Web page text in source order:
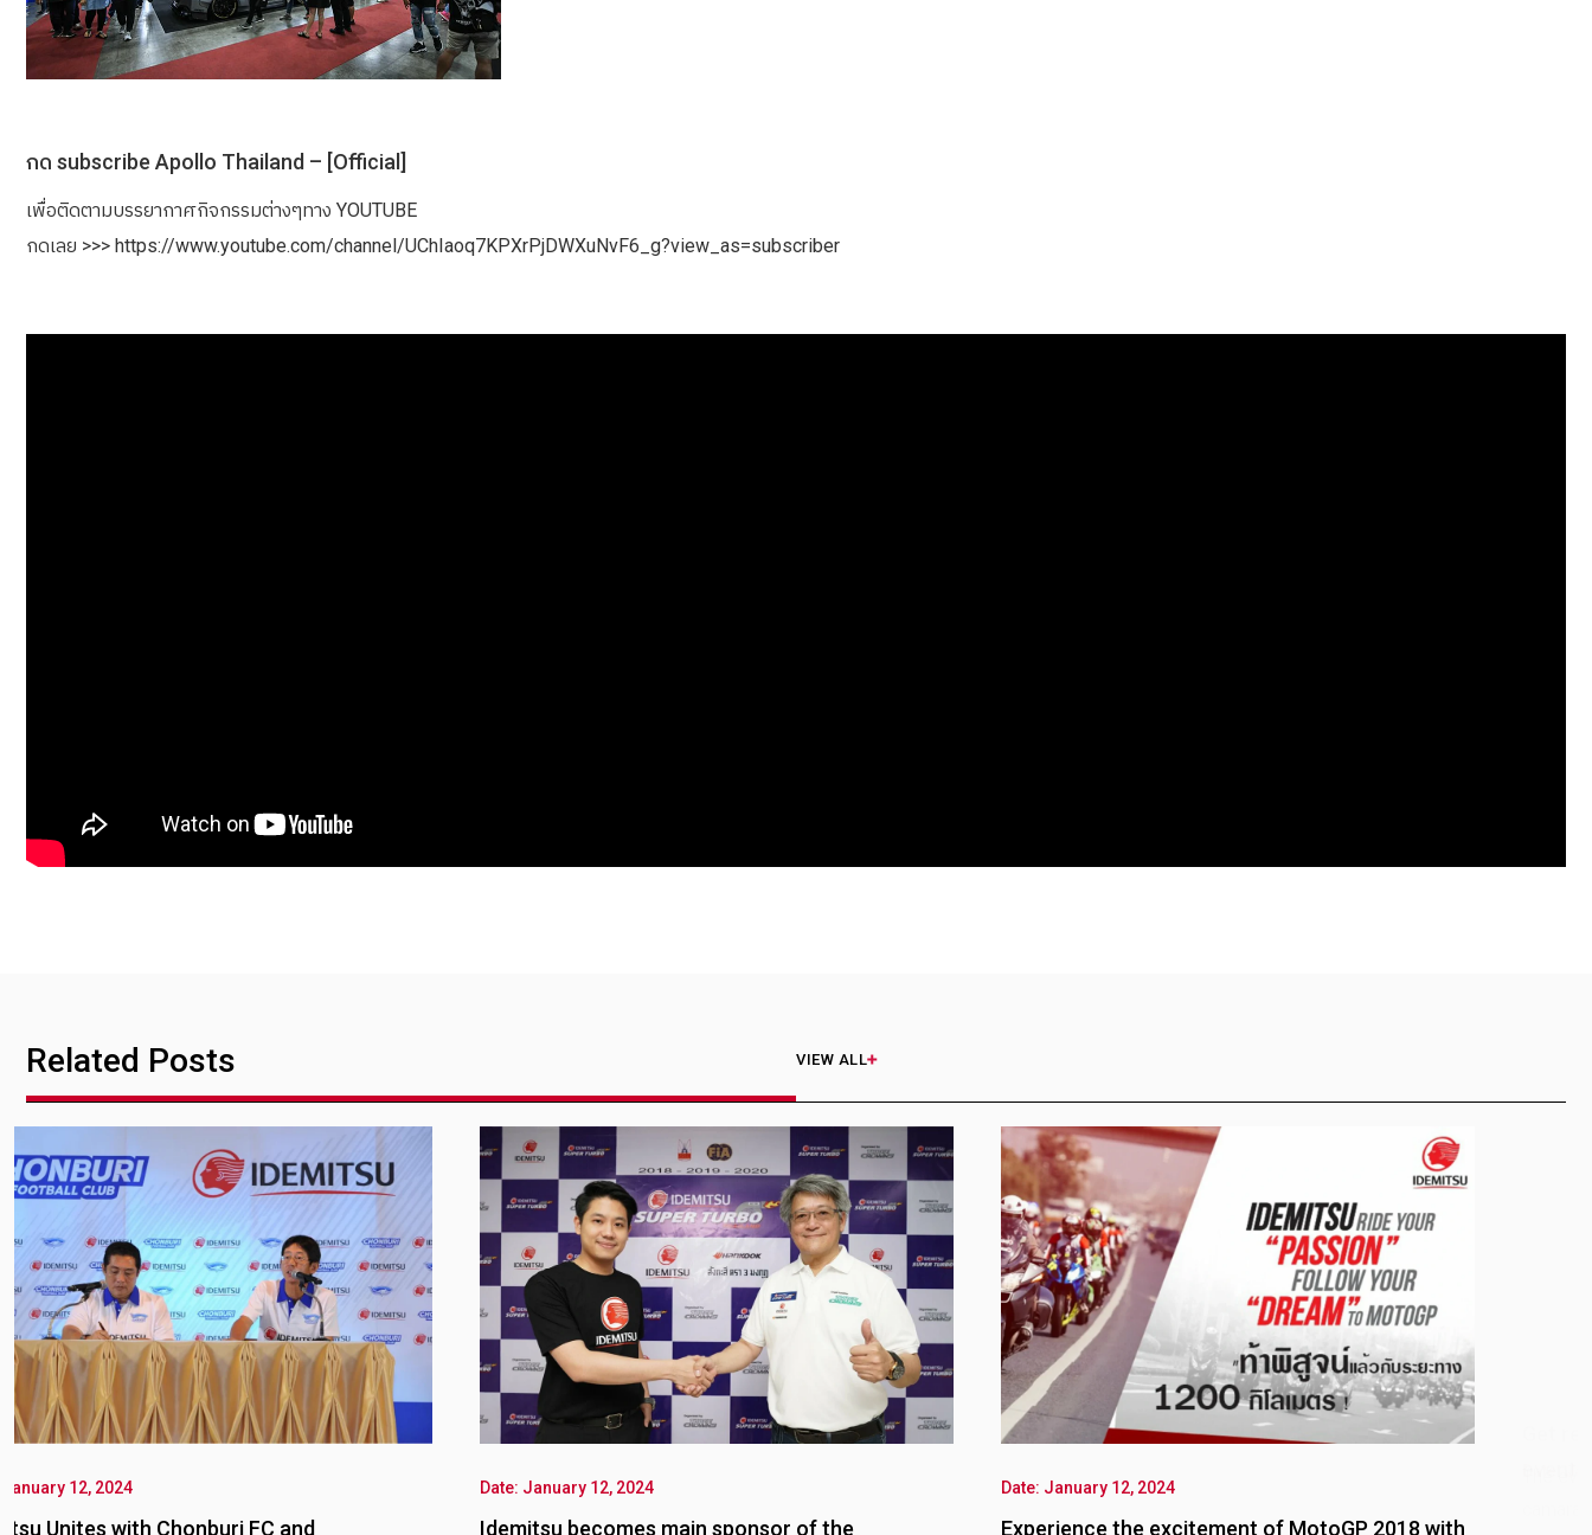
กด subscribe Apollo Thailand – [Official]
เพื่อติดตามบรรยากาศกิจกรรมต่างๆทาง YOUTUBE
กดเลย >>> https://www.youtube.com/channel/UChIaoq7KPXrPjDWXuNvF6_g?view_as=subscriber
Related Posts VIEW ALL
Date: January 12, 2024
Idemitsu becomes main sponsor of the
Date: January 12, 2024
Experience the excitement of MotoGP 2018 with
Date: January 12, 2024
Get ready for exciting the water sports racing